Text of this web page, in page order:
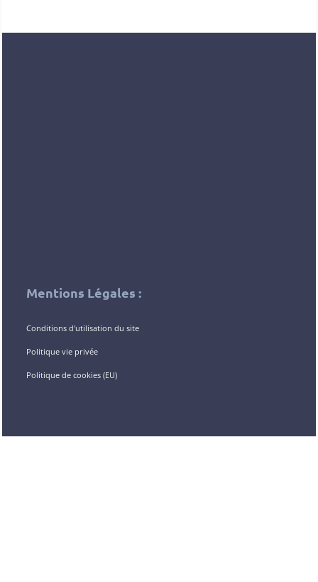
Mentions Légales :
Conditions d'utilisation du site
Politique vie privée
Politique de cookies (EU)